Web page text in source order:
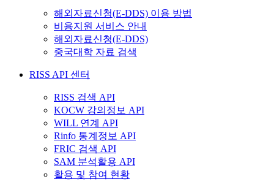
해외자료신청(E-DDS) 이용 방법
비용지원 서비스 안내
해외자료신청(E-DDS)
중국대학 자료 검색
RISS API 센터
RISS 검색 API
KOCW 강의정보 API
WILL 연계 API
Rinfo 통계정보 API
FRIC 검색 API
SAM 분석활용 API
활용 및 참여 현황